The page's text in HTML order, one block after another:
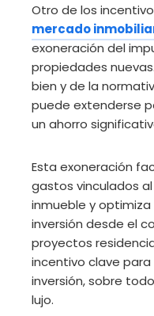
Otro de los
mercado
exoneración del
propiedades
bien y de la
puede extenderse
un ahorro
Esta exoneración
gastos vinculados
inmueble y
inversión desde el
proyectos
incentivo clave
inversión, sobre
lujo.